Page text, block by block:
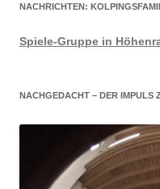
NACHRICHTEN:
Spiele-Gruppe in
NACHGEDACHT – DER IMPULS